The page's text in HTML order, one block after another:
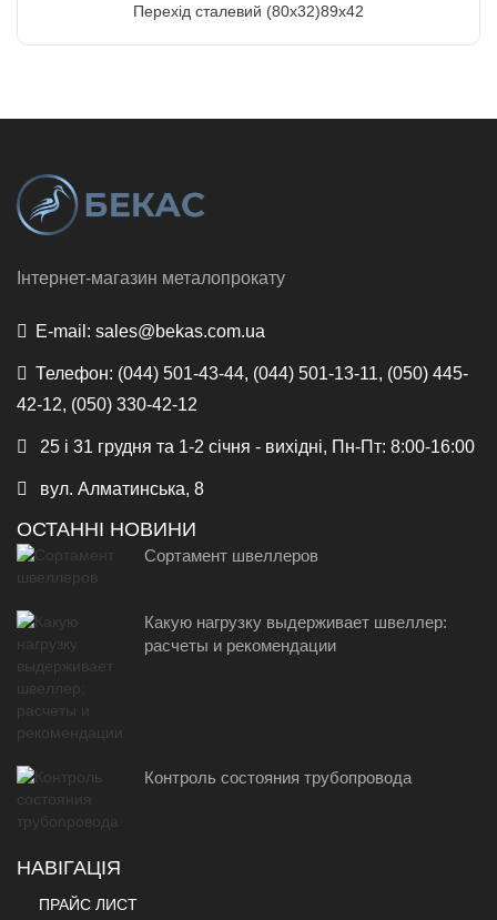
Перехід сталевий (80х32)89х42
Інтернет-магазин металопрокату
E-mail: sales@bekas.com.ua
Телефон: (044) 501-43-44, (044) 501-13-11, (050) 445-
42-12, (050) 330-42-12
25 і 31 грудня та 1-2 січня - вихідні, Пн-Пт: 8:00-16:00
вул. Алматинська, 8
ОСТАННІ НОВИНИ
Сортамент швеллеров
Какую нагрузку выдерживает швеллер:
расчеты и рекомендации
Контроль состояния трубопровода
НАВІГАЦІЯ
ПРАЙС ЛИСТ